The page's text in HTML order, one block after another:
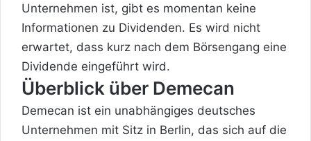
Unternehmen ist, gibt es momentan keine
Informationen zu Dividenden. Es wird nicht
erwartet, dass kurz nach dem Börsengang eine
Dividende eingeführt wird.
Überblick über Demecan
Demecan ist ein unabhängiges deutsches
Unternehmen mit Sitz in Berlin, das sich auf die